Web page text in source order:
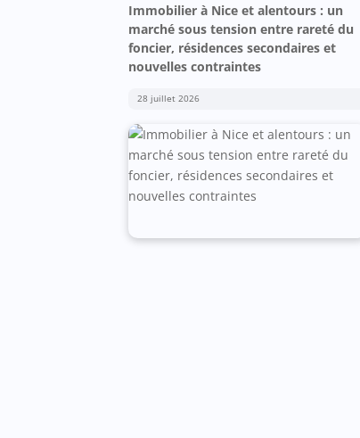
Immobilier à Nice et alentours : un
marché sous tension entre rareté du
foncier, résidences secondaires et
nouvelles contraintes
28 juillet 2026